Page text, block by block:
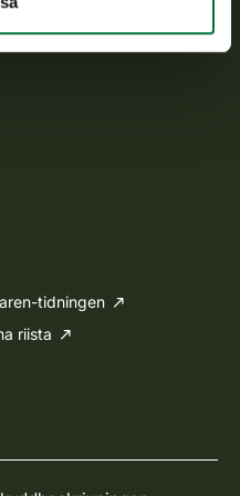
tidningen
riista